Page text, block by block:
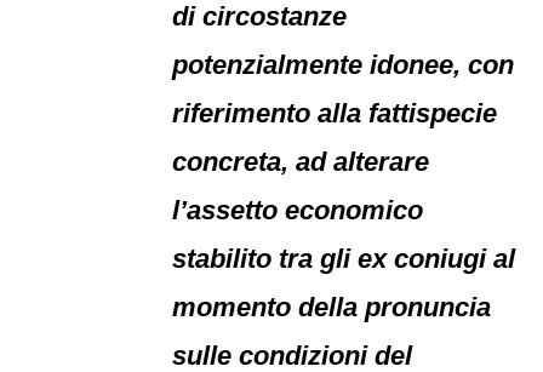
di circostanze
potenzialmente idonee, con
riferimento alla fattispecie
concreta, ad alterare
l’assetto economico
stabilito tra gli ex coniugi al
momento della pronuncia
sulle condizioni del